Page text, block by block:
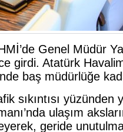
Genel Müdür
girdi. Atatürk
baş müdürlüğe
sıkıntısı yüzünden
ulaşım
geride